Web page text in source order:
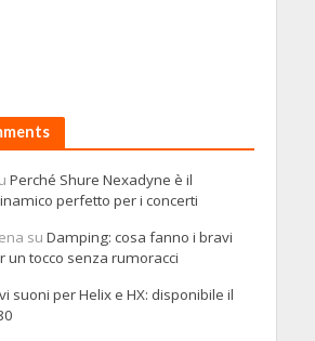
Perché Shure Nexadyne è il
perfetto per i concerti
su Damping: cosa fanno i bravi
un tocco senza rumoracci
suoni per Helix e HX: disponibile il